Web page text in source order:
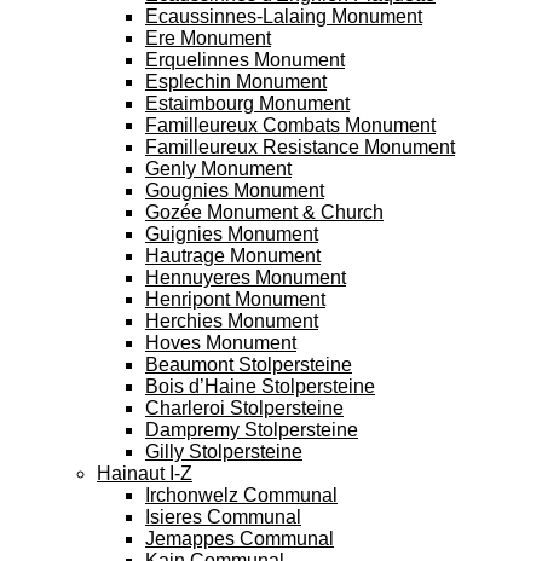
Ecaussinnes-Lalaing Monument
Ere Monument
Erquelinnes Monument
Esplechin Monument
Estaimbourg Monument
Familleureux Combats Monument
Familleureux Resistance Monument
Genly Monument
Gougnies Monument
Gozée Monument & Church
Guignies Monument
Hautrage Monument
Hennuyeres Monument
Henripont Monument
Herchies Monument
Hoves Monument
Beaumont Stolpersteine
Bois d’Haine Stolpersteine
Charleroi Stolpersteine
Dampremy Stolpersteine
Gilly Stolpersteine
Hainaut I-Z
Irchonwelz Communal
Isieres Communal
Jemappes Communal